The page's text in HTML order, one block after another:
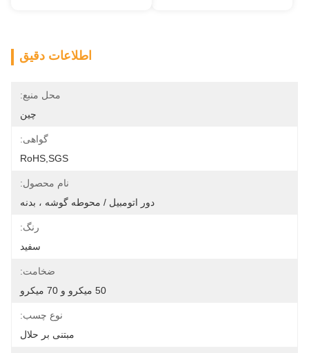
اطلاعات دقیق
محل منبع:
چین
گواهی:
RoHS,SGS
نام محصول:
دور اتومبیل / محوطه گوشه ، بدنه
رنگ:
سفید
ضخامت:
50 میکرو و 70 میکرو
نوع چسب:
مبتنی بر حلال